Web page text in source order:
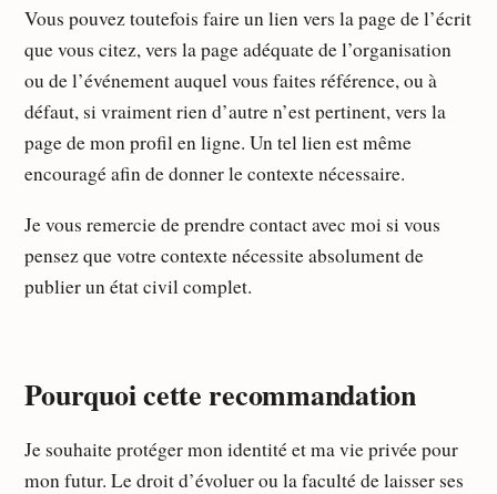
Vous pouvez toutefois faire un lien vers la page de l’écrit
que vous citez, vers la page adéquate de l’organisation
ou de l’événement auquel vous faites référence, ou à
défaut, si vraiment rien d’autre n’est pertinent, vers la
page de mon profil en ligne. Un tel lien est même
encouragé afin de donner le contexte nécessaire.
Je vous remercie de prendre contact avec moi si vous
pensez que votre contexte nécessite absolument de
publier un état civil complet.
Pourquoi cette recommandation
Je souhaite protéger mon identité et ma vie privée pour
mon futur. Le droit d’évoluer ou la faculté de laisser ses